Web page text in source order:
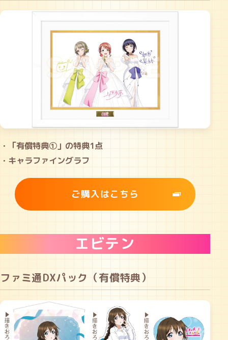
・「有償特典①」の特典1点
・キャラファイングラフ
ご購入はこちら
エビテン
ファミ通DXパック（有償特典）